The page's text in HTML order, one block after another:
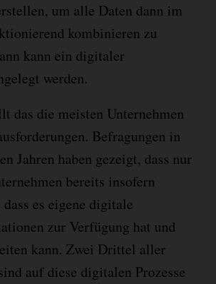
um alle Daten dann im
kombinieren zu
kann ein digitaler
werden.
das die meisten Unternehmen
Befragungen in
Jahren haben gezeigt, dass nur
bereits insofern
es eigene digitale
zur Verfügung hat und
kann. Zwei Drittel aller
auf diese digitalen Prozesse